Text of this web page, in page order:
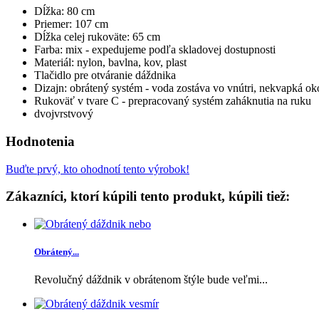
Dĺžka: 80 cm
Priemer: 107 cm
Dĺžka celej rukoväte: 65 cm
Farba: mix - expedujeme podľa skladovej dostupnosti
Materiál: nylon, bavlna, kov, plast
Tlačidlo pre otváranie dáždnika
Dizajn: obrátený systém - voda zostáva vo vnútri, nekvapká
Rukoväť v tvare C - prepracovaný systém zaháknutia na ruku
dvojvrstvový
Hodnotenia
Buďte prvý, kto ohodnotí tento výrobok!
Zákazníci, ktorí kúpili tento produkt, kúpili tiež:
Obrátený...
Revolučný dáždnik v obrátenom štýle bude veľmi...